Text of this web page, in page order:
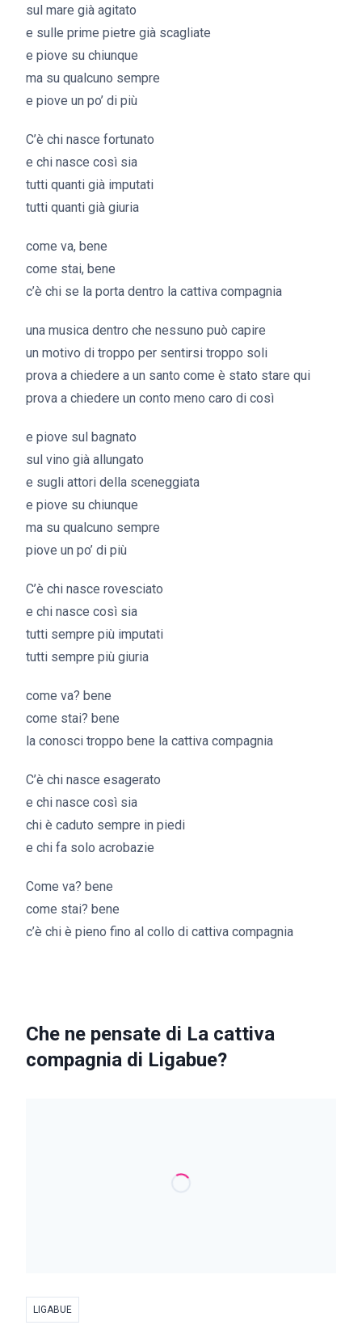
sul mare già agitato
e sulle prime pietre già scagliate
e piove su chiunque
ma su qualcuno sempre
e piove un po’ di più
C’è chi nasce fortunato
e chi nasce così sia
tutti quanti già imputati
tutti quanti già giuria
come va, bene
come stai, bene
c’è chi se la porta dentro la cattiva compagnia
una musica dentro che nessuno può capire
un motivo di troppo per sentirsi troppo soli
prova a chiedere a un santo come è stato stare qui
prova a chiedere un conto meno caro di così
e piove sul bagnato
sul vino già allungato
e sugli attori della sceneggiata
e piove su chiunque
ma su qualcuno sempre
piove un po’ di più
C’è chi nasce rovesciato
e chi nasce così sia
tutti sempre più imputati
tutti sempre più giuria
come va? bene
come stai? bene
la conosci troppo bene la cattiva compagnia
C’è chi nasce esagerato
e chi nasce così sia
chi è caduto sempre in piedi
e chi fa solo acrobazie
Come va? bene
come stai? bene
c’è chi è pieno fino al collo di cattiva compagnia
Che ne pensate di La cattiva
compagnia di Ligabue?
LIGABUE